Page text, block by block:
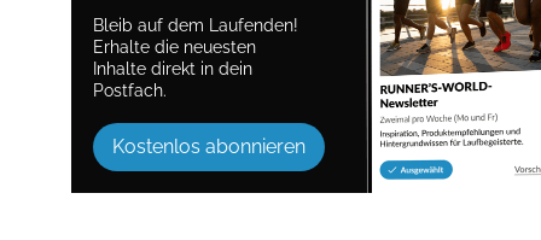
Bleib auf dem Laufenden!
Erhalte die neuesten
Inhalte direkt in dein
Postfach.
Kostenlos abonnieren